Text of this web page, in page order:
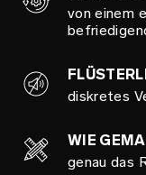
von einem
diskretes
WIE
genau das